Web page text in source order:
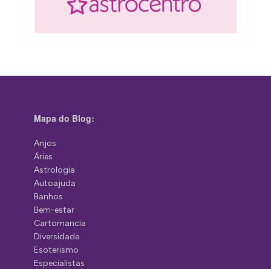
Mapa do Blog:
Anjos
Áries
Astrologia
Autoajuda
Banhos
Bem-estar
Cartomancia
Diversidade
Esoterismo
Especialistas